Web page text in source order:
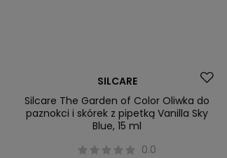
SILCARE
Silcare The Garden of Color Oliwka do
paznokci i skórek z pipetką Vanilla Sky
Blue, 15 ml
0.0